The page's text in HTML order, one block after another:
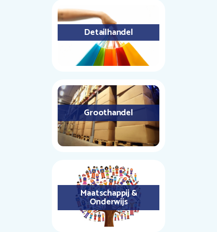
Detailhandel
Groothandel
Maatschappij &
Onderwijs